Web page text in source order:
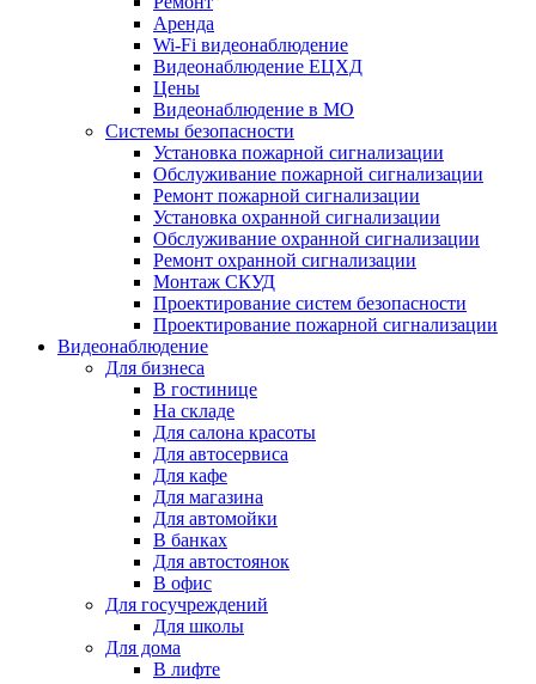
Аренда
Wi-Fi видеонаблюдение
Видеонаблюдение ЕЦХД
Цены
Видеонаблюдение в МО
Системы безопасности
Установка пожарной сигнализации
Обслуживание пожарной сигнализации
Ремонт пожарной сигнализации
Установка охранной сигнализации
Обслуживание охранной сигнализации
Ремонт охранной сигнализации
Монтаж СКУД
Проектирование систем безопасности
Проектирование пожарной сигнализации
Видеонаблюдение
Для бизнеса
В гостинице
На складе
Для салона красоты
Для автосервиса
Для кафе
Для магазина
Для автомойки
В банках
Для автостоянок
В офис
Для госучреждений
Для школы
Для дома
В лифте